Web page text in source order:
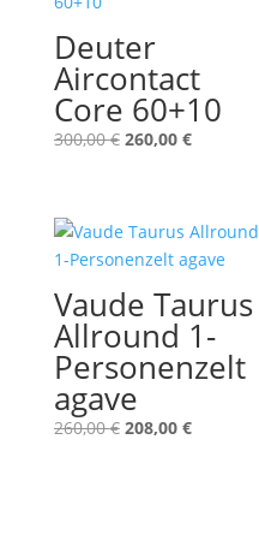
Deuter
Aircontact
Core 60+10
300,00€ Ursprünglicher
300,00 €
260,00 €Aktueller
260,00 €.
Vaude Taurus
Allround 1-
Personenzelt
agave
260,00€ Ursprünglicher
208,00 €Aktueller